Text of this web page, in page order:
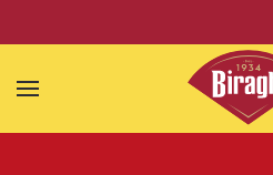
Skip to main content